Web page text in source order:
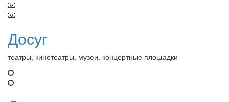
Досуг
театры, кинотеатры, музеи, концертные площадки